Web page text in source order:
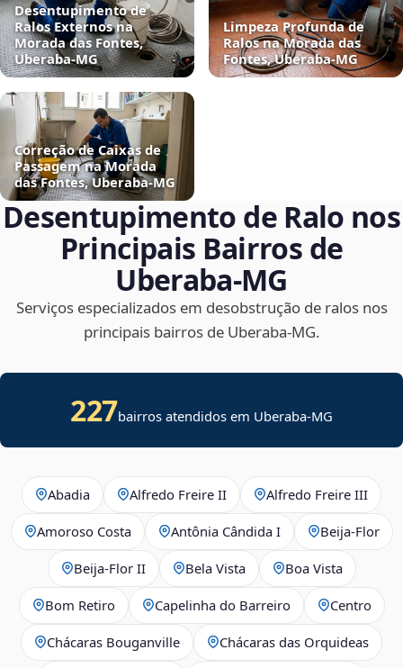
Desentupimento de
Ralos Externos na
Morada das Fontes,
Uberaba‑MG
Limpeza Profunda de
Ralos na Morada das
Fontes, Uberaba‑MG
Correção de Caixas de
Passagem na Morada
das Fontes, Uberaba‑MG
Desentupimento de Ralo nos
Principais Bairros de
Uberaba‑MG
Serviços especializados em desobstrução de ralos nos
principais bairros de Uberaba‑MG.
227bairros atendidos em Uberaba-MG
Abadia Alfredo Freire II Alfredo Freire III
Amoroso Costa Antônia Cândida I Beija‑Flor
Beija‑Flor II Bela Vista Boa Vista
Bom Retiro Capelinha do Barreiro Centro
Chácaras Bouganville Chácaras das Orquideas